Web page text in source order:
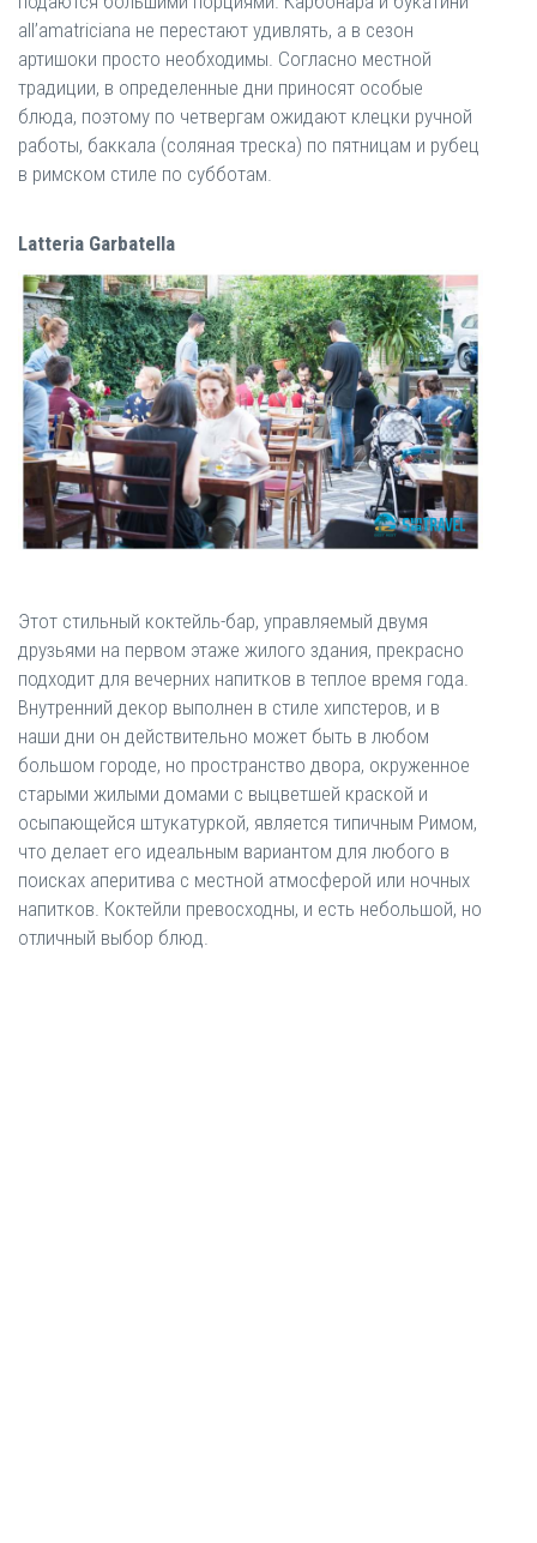
all’amatriciana не перестают удивлять, а в сезон
артишоки просто необходимы. Согласно местной
традиции, в определенные дни приносят особые
блюда, поэтому по четвергам ожидают клецки ручной
работы, баккала (соляная треска) по пятницам и рубец
в римском стиле по субботам.
Latteria Garbatella
Этот стильный коктейль-бар, управляемый двумя
друзьями на первом этаже жилого здания, прекрасно
подходит для вечерних напитков в теплое время года.
Внутренний декор выполнен в стиле хипстеров, и в
наши дни он действительно может быть в любом
большом городе, но пространство двора, окруженное
старыми жилыми домами с выцветшей краской и
осыпающейся штукатуркой, является типичным Римом,
что делает его идеальным вариантом для любого в
поисках аперитива с местной атмосферой или ночных
напитков. Коктейли превосходны, и есть небольшой, но
отличный выбор блюд.